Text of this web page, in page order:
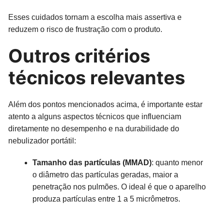
Esses cuidados tornam a escolha mais assertiva e
reduzem o risco de frustração com o produto.
Outros critérios
técnicos relevantes
Além dos pontos mencionados acima, é importante estar
atento a alguns aspectos técnicos que influenciam
diretamente no desempenho e na durabilidade do
nebulizador portátil:
Tamanho das partículas (MMAD): quanto menor
o diâmetro das partículas geradas, maior a
penetração nos pulmões. O ideal é que o aparelho
produza partículas entre 1 a 5 micrômetros.